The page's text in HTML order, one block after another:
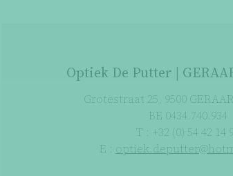
Optiek De Putter |
Grotestraat 25, 9500
BE 0434.740.934
T : +32 (0) 54 42 14
E :